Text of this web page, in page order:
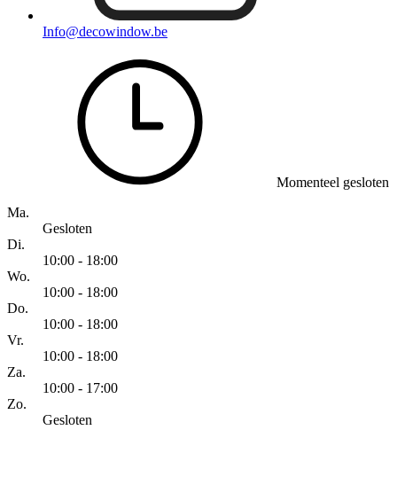
Info@decowindow.be
Momenteel gesloten
Ma.
Gesloten
Di.
10:00 - 18:00
Wo.
10:00 - 18:00
Do.
10:00 - 18:00
Vr.
10:00 - 18:00
Za.
10:00 - 17:00
Zo.
Gesloten